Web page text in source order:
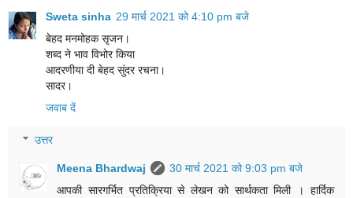
Sweta sinha 29 मार्च 2021 को 4:10 pm बजे
बेहद मनमोहक सृजन।
शब्द ने भाव विभोर किया
आदरणीया दी बेहद सुंदर रचना।
सादर।
जवाब दें
उत्तर
Meena Bhardwaj
30 मार्च 2021 को 9:03 pm बजे
आपकी सारगर्भित प्रतिक्रिया से लेखन को सार्थकता मिली । हार्दिक